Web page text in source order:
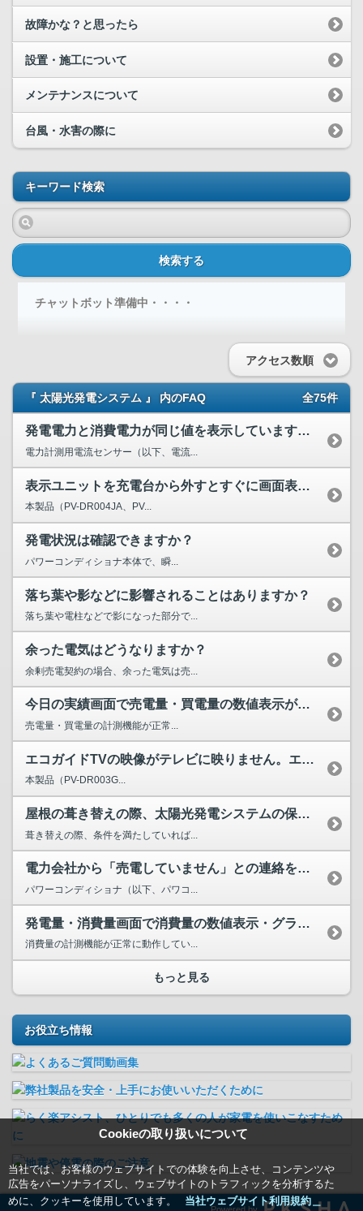
Cookieの取り扱いについて
当社では、お客様のウェブサイトでの体験を向上させ、コンテンツや
広告をパーソナライズし、ウェブサイトのトラフィックを分析するた
めに、クッキーを使用しています。
当社ウェブサイト利用規約＿
故障かな？と思ったら
設置・施工について
メンテナンスについて
台風・水害の際に
キーワード検索
検索する
チャットボット準備中・・・・
アクセス数順
『 太陽光発電システム 』 内のFAQ 全75件
発電電力と消費電力が同じ値を表示しています。故障でしょうか...
電力計測用電流センサー（以下、電流...
表示ユニットを充電台から外すとすぐに画面表示が消えてしまい...
本製品（PV-DR004JA、PV...
発電状況は確認できますか？
パワーコンディショナ本体で、瞬...
落ち葉や影などに影響されることはありますか？
落ち葉や電柱などで影になった部分で...
余った電気はどうなりますか？
余剰売電契約の場合、余った電気は売...
今日の実績画面で売電量・買電量の数値表示が「-.-」になっ...
売電量・買電量の計測機能が正常...
エコガイドTVの映像がテレビに映りません。エコガイドTVが...
本製品（PV-DR003G...
屋根の葺き替えの際、太陽光発電システムの保証は継続しますか?
葺き替えの際、条件を満たしていれば...
電力会社から「売電していません」との連絡を受けました。故障...
パワーコンディショナ（以下、パワコ...
発電量・消費量画面で消費量の数値表示・グラフ表示が大きすぎ...
消費量の計測機能が正常に動作してい...
もっと見る
お役立ち情報